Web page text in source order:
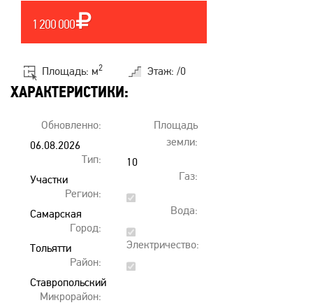
1 200 000
Площадь: м2 Этаж: /0
ХАРАКТЕРИСТИКИ:
Обновленно:
06.08.2026
Тип:
Участки
Регион:
Самарская
Город:
Тольятти
Район:
Ставропольский
Микрорайон:
Площадь
земли:
10
Газ:
Вода:
Электричество: